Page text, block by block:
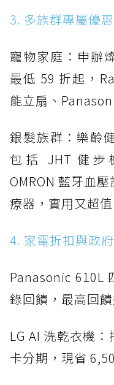
3. 多族群專屬優惠
寵物家庭：申辦
最低 59 折起，
能立扇、
銀髮族群：樂齡
包括 JHT 健步
OMRON 藍牙血
療器，實用又超值
4. 家電折扣與政
Panasonic 610L
錄回饋，最高回
LG AI 洗乾衣機
卡分期，現省